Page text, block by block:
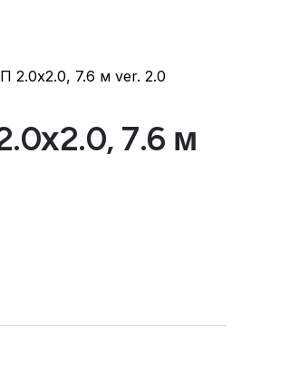
2.0х2.0, 7.6 м ver. 2.0
7.6 м